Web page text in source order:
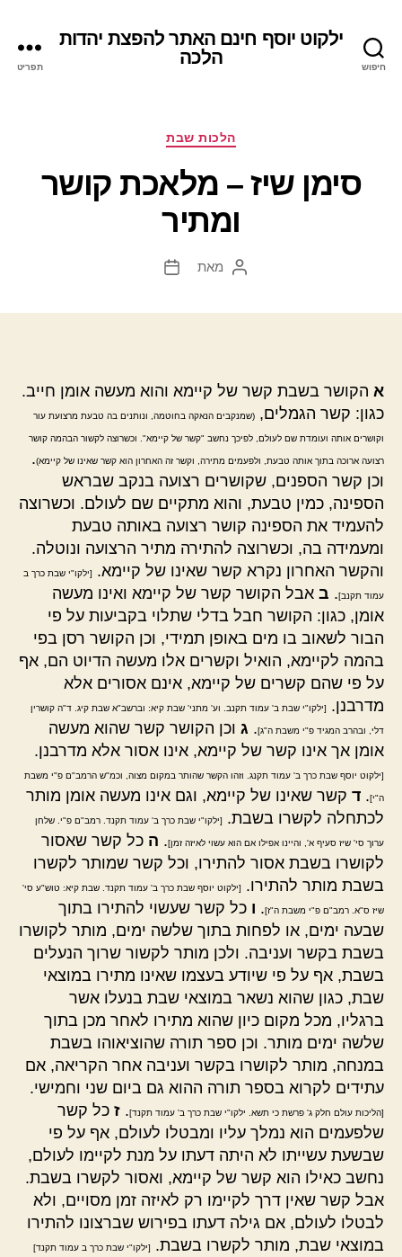
חיפוש
ילקוט יוסף חינם האתר להפצת יהדות
הלכה
תפריט
קטגוריות
הלכות שבת
סימן שיז – מלאכת קושר
ומתיר
המחבר
מאת
תאריך
א הקושר בשבת קשר של קיימא והוא מעשה אומן חייב.
כגון: קשר הגמלים, (שמנקבים הנאקה בחוטמה, ונותנים בה טבעת מרצועת עור
וקושרים אותה ועומדת שם לעולם, לפיכך נחשב "קשר של קיימא". וכשרוצה לקשור הבהמה קושר
רצועה ארוכה בתוך אותה טבעת, ולפעמים מתירה, וקשר זה האחרון הוא קשר שאינו של קיימא).
וכן קשר הספנים, שקושרים רצועה בנקב שבראש
הספינה, כמין טבעת, והוא מתקיים שם לעולם. וכשרוצה
להעמיד את הספינה קושר רצועה באותה טבעת
ומעמידה בה, וכשרוצה להתירה מתיר הרצועה ונוטלה.
והקשר האחרון נקרא קשר שאינו של קיימא.
[ילקו"י שבת כרך ב
עמוד תקנב]. ב אבל הקושר קשר של קיימא ואינו מעשה
אומן, כגון: הקושר חבל בדלי שתלוי בקביעות על פי
הבור לשאוב בו מים באופן תמידי, וכן הקושר רסן בפי
בהמה לקיימא, הואיל וקשרים אלו מעשה הדיוט הם, אף
על פי שהם קשרים של קיימא, אינם אסורים אלא
מדרבנן.
[ילקו"י שבת ב' עמוד תקנב. וע' מתני' שבת קיא: וברשב"א שבת קיג. ד"ה קושרין
דלי, ובהרב המגיד פ"י משבת ה"ג]. ג וכן הקושר קשר שהוא מעשה
אומן אך אינו קשר של קיימא, אינו אסור אלא מדרבנן.
[ילקוט יוסף שבת כרך ב' עמוד תקנג. וזהו הקשר שהותר במקום מצוה, וכמ"ש הרמב"ם פ"י משבת
ה"י]. ד קשר שאינו של קיימא, וגם אינו מעשה אומן מותר
לכתחלה לקשרו בשבת.
[ילקו"י שבת כרך ב' עמוד תקנד. רמב"ם פ"י. שלחן
ערוך סי' שיז סעיף א', והיינו אפילו אם הוא עשוי לאיזה זמן]. ה כל קשר שאסור
לקושרו בשבת אסור להתירו, וכל קשר שמותר לקשרו
בשבת מותר להתירו.
[ילקוט יוסף שבת כרך ב' עמוד תקנד. שבת קיא: טוש"ע סי'
שיז ס"א. רמב"ם פ"י משבת ה"ז]. ו כל קשר שעשוי להתירו בתוך
שבעה ימים, או לפחות בתוך שלשה ימים, מותר לקושרו
בשבת בקשר ועניבה. ולכן מותר לקשור שרוך הנעלים
בשבת, אף על פי שיודע בעצמו שאינו מתירו במוצאי
שבת, כגון שהוא נשאר במוצאי שבת בנעלו אשר
ברגליו, מכל מקום כיון שהוא מתירו לאחר מכן בתוך
שלשה ימים מותר. וכן ספר תורה שהוציאוהו בשבת
במנחה, מותר לקושרו בקשר ועניבה אחר הקריאה, אם
עתידים לקרוא בספר תורה ההוא גם ביום שני וחמישי.
[הליכות עולם חלק ג' פרשת כי תשא. ילקו"י שבת כרך ב' עמוד תקנד]. ז כל קשר
שלפעמים הוא נמלך עליו ומבטלו לעולם, אף על פי
שבשעת עשייתו לא היתה דעתו על מנת לקיימו לעולם,
נחשב כאילו הוא קשר של קיימא, ואסור לקשרו בשבת.
אבל קשר שאין דרך לקיימו רק לאיזה זמן מסויים, ולא
לבטלו לעולם, אם גילה דעתו בפירוש שברצונו להתירו
במוצאי שבת, מותר לקשרו בשבת.
[ילקו"י שבת כרך ב עמוד תקנד]